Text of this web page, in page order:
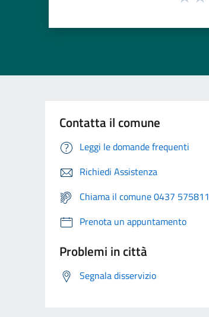
Contatta il comune
Leggi le domande frequenti
Richiedi Assistenza
Chiama il comune 0437 575811
Prenota un appuntamento
Problemi in città
Segnala disservizio